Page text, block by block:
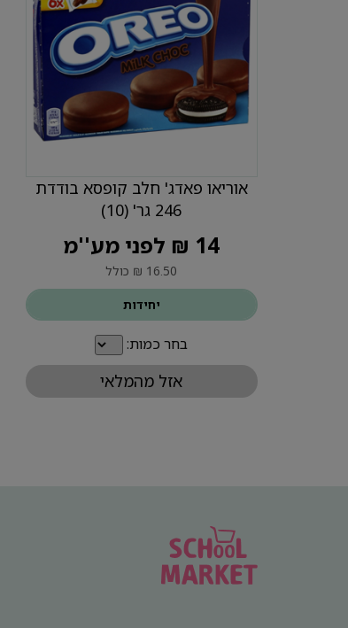
אוריאו פאדג' חלב קופסא בודדת
246 גר' (10)
14 ₪ לפני מע''מ
16.50 ₪ כולל
יחידות
בחר כמות:
אזל מהמלאי